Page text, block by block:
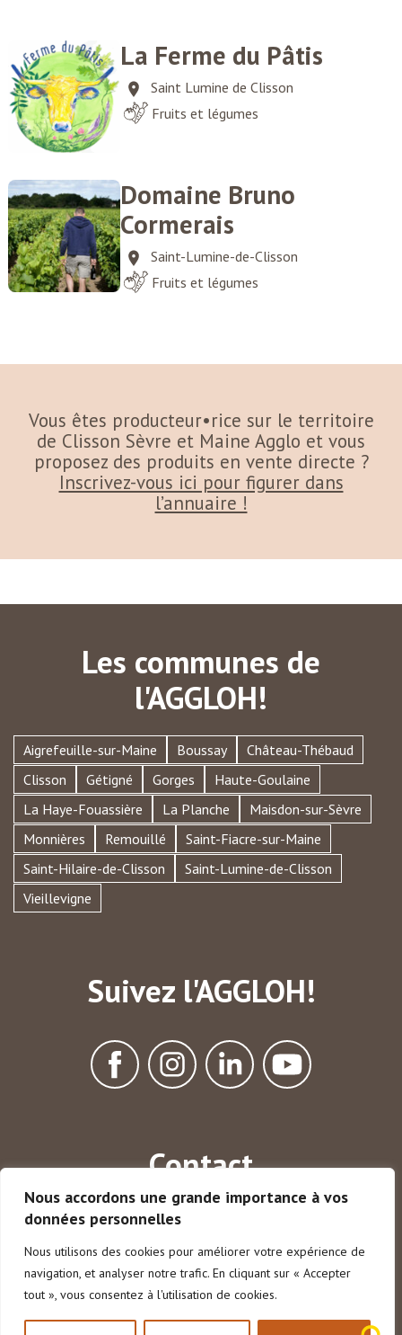
Nous accordons une grande importance à vos
données personnelles
Nous utilisons des cookies pour améliorer votre expérience de
navigation, et analyser notre trafic. En cliquant sur « Accepter
tout », vous consentez à l'utilisation de cookies.
Gardez l’annuaire
dans votre poche !
La Ferme du Pâtis
Saint Lumine de Clisson
Fruits et légumes
Domaine Bruno
Cormerais
Saint-Lumine-de-Clisson
Fruits et légumes
Vous êtes producteur•rice sur le territoire
de Clisson Sèvre et Maine Agglo et vous
proposez des produits en vente directe ?
Inscrivez-vous ici pour figurer dans
l’annuaire !
Les communes de
l'AGGLOH!
Aigrefeuille-sur-Maine Boussay
Château-Thébaud
Clisson
Gétigné Gorges
Haute-Goulaine
La Haye-Fouassière
La Planche
Maisdon-sur-Sèvre
Monnières
Remouillé
Saint-Fiacre-sur-Maine
Saint-Hilaire-de-Clisson
Saint-Lumine-de-Clisson
Vieillevigne
Suivez l'AGGLOH!
Contact
13 rue des Ajoncs
Tél. 02 40 54 75 15
Lundi à vendredi :
9h-12h30 et 14h-17h30
Nous contacter